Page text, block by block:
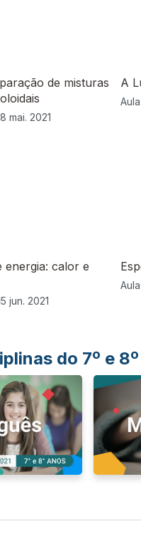
de misturas
mai. 2021
A
Aula
energia: calor e
jun. 2021
Aula
do 7º e